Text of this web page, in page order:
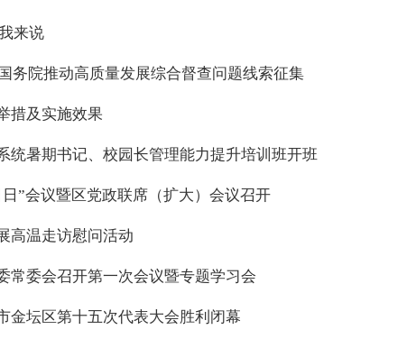
来说
务院推动高质量发展综合督查问题线索征集
措及实施效果
统暑期书记、校园长管理能力提升培训班开班
”会议暨区党政联席（扩大）会议召开
高温走访慰问活动
常委会召开第一次会议暨专题学习会
金坛区第十五次代表大会胜利闭幕